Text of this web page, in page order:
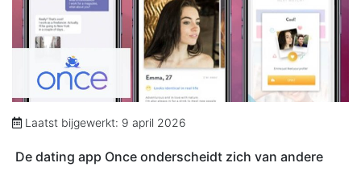
Laatst bijgewerkt: 9 april 2026
De dating app Once onderscheidt zich van andere